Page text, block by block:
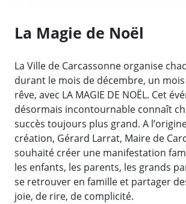
La Magie de Noël
La Ville de Carcassonne organise
durant le mois de décembre, un
rêve, avec LA MAGIE DE NOËL. Cet
désormais incontournable connaît
succès toujours plus grand. A
création, Gérard Larrat, Maire de
souhaité créer une manifestation
les enfants, les parents, les grands
se retrouver en famille et partager
joie, de rire, de complicité.